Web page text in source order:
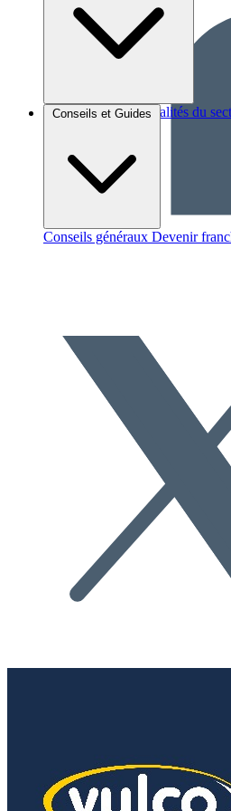
Brèves et actus Actualités du
Conseils et Guides
Conseils généraux Devenir